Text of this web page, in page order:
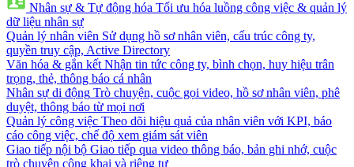
Nhân sự & Tự động hóa Tối ưu hóa luồng công việc & quản lý
dữ liệu nhân sự
Quản lý nhân viên Sử dụng hồ sơ nhân viên, cấu trúc công ty,
quyền truy cập, Active Directory
Văn hóa & gắn kết Nhận tin tức công ty, bình chọn, huy hiệu trân
trọng, thẻ, thông báo cá nhân
Nhân sự di động Trò chuyện, cuộc gọi video, hồ sơ nhân viên, phê
duyệt, thông báo từ mọi nơi
Quản lý công việc Theo dõi hiệu quả của nhân viên với KPI, báo
cáo công việc, chế độ xem giám sát viên
Giao tiếp nội bộ Giao tiếp qua video thông báo, bản ghi nhớ, cuộc
trò chuyện công khai và riêng tư